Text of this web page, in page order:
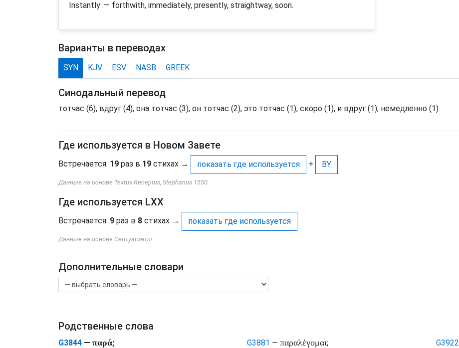
Instantly :— forthwith, immediately, presently, straightway, soon.
Варианты в переводах
SYN KJV ESV NASB GREEK
Синодальный перевод
тотчас (6), вдруг (4), она тотчас (3), он тотчас (2), это тотчас (1), скоро (1), и вдруг (1), немедленно (1).
Где используется в Новом Завете
Встречается: 19 раз в 19 стихах → показать где используется + BY
Данные на основе Textus Receptus, Stephanus 1550.
Где используется LXX
Встречается: 9 раз в 8 стихах → показать где используется
Данные на основе Септуагинты.
Дополнительные словари
Родственные слова
G3844 — παρά;
G3881 —παραλέγομαι;
G3922